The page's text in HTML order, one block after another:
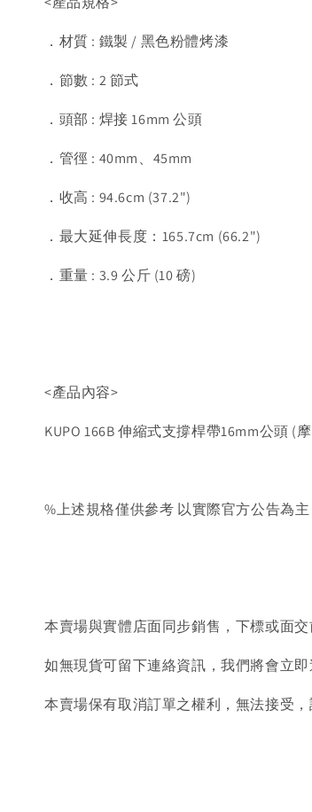
．材質 : 鐵製 / 黑色粉體烤漆
．節數 : 2 節式
．頭部 : 焊接 16mm 公頭
．管徑 : 40mm、45mm
．收高 : 94.6cm (37.2")
．最大延伸長度：165.7cm (66.2")
．重量 : 3.9 公斤 (10 磅)
<產品內容>
KUPO 166B 伸縮式支撐桿帶16mm公頭 (
%上述規格僅供參考 以實際官方公告為主
本賣場與實體店面同步銷售，下標或面
如無現貨可留下連絡資訊，我們將會立即
本賣場保有取消訂單之權利，無法接受，